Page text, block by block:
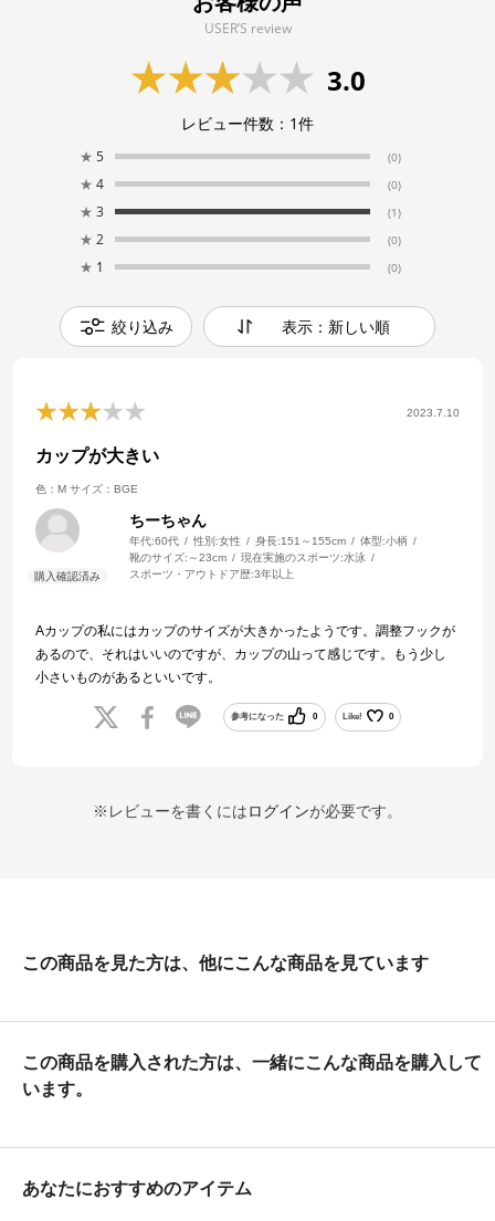
USER’S review
3.0
レビュー件数： 1件
★ 5 (0)
★ 4 (0)
★ 3 (1)
★ 2 (0)
★ 1 (0)
絞り込み 表示：新しい順
2023.7.10
カップが大きい
色：M サイズ：BGE
ちーちゃん
年代:60代 性別:女性 身長:151～155cm 体型:小柄
靴のサイズ: ～23cm 現在実施のスポーツ:水泳
スポーツ・アウトドア歴:3年以上
Aカップの私にはカップのサイズが大きかったようです。調整フックが
あるので、それはいいのですが、カップの山って感じです。もう少し
小さいものがあるといいです。
参考になった 0 Like! 0
※レビューを書くにはログインが必要です。
この商品を見た方は、他にこんな商品を見ています
この商品を購入された方は、一緒にこんな商品を購入して
います。
あなたにおすすめのアイテム